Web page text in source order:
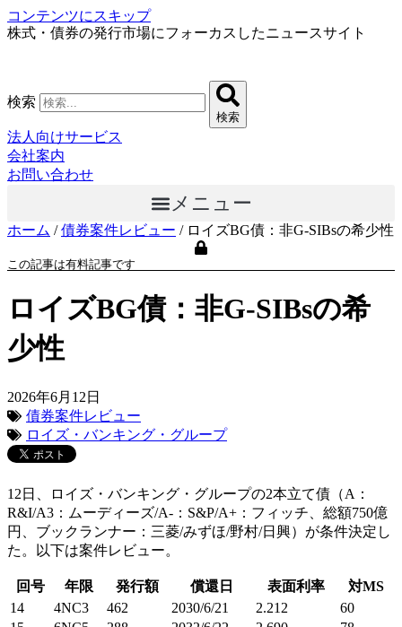
コンテンツにスキップ
株式・債券の発行市場にフォーカスしたニュースサイト
検索
検索
法人向けサービス
会社案内
お問い合わせ
メニュー
ホーム /債券案件レビュー / ロイズBG債：非G-SIBsの希少性
この記事は有料記事です
ロイズBG債：非G-SIBsの希
少性
2026年6月12日
債券案件レビュー
ロイズ・バンキング・グループ
12日、ロイズ・バンキング・グループの2本立て債（A：
R&I/A3：ムーディーズ/A-：S&P/A+：フィッチ、総額750億
円、ブックランナー：三菱/みずほ/野村/日興）が条件決定し
た。以下は案件レビュー。
回号 年限 発行額 償還日 表面利率
対MS
14
4NC3 462 2030/6/21 2.212
60